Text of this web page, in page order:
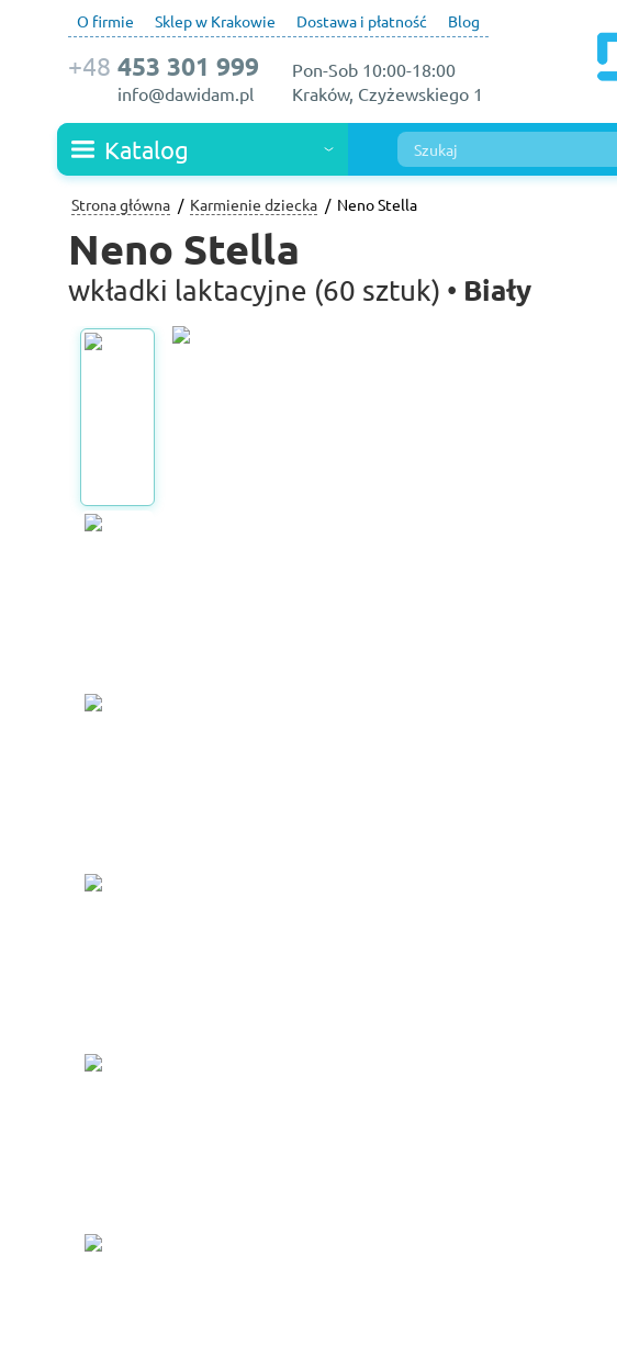
O firmie Sklep w Krakowie Dostawa i płatność Blog
Pon-Sob 10:00-18:00
Kraków, Czyżewskiego 1
+48 453 301 999
info@dawidam.pl
Katalog
Strona główna Karmienie dziecka Neno Stella
Neno Stella
wkładki laktacyjne (60 sztuk) • Biały